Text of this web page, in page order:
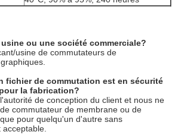
ou une société commerciale?
usine de commutateurs de
fichier de commutation est en sécurité
la fabrication?
de conception du client et nous ne
commutateur de membrane ou de
pour quelqu'un d'autre sans